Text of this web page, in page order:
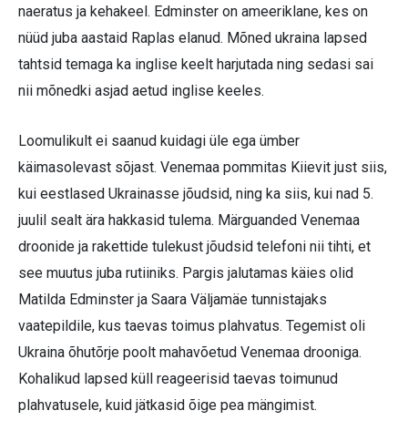
naeratus ja kehakeel. Edminster on ameeriklane, kes on
nüüd juba aastaid Raplas elanud. Mõned ukraina lapsed
tahtsid temaga ka inglise keelt harjutada ning sedasi sai
nii mõnedki asjad aetud inglise keeles.
Loomulikult ei saanud kuidagi üle ega ümber
käimasolevast sõjast. Venemaa pommitas Kiievit just siis,
kui eestlased Ukrainasse jõudsid, ning ka siis, kui nad 5.
juulil sealt ära hakkasid tulema. Märguanded Venemaa
droonide ja rakettide tulekust jõudsid telefoni nii tihti, et
see muutus juba rutiiniks. Pargis jalutamas käies olid
Matilda Edminster ja Saara Väljamäe tunnistajaks
vaatepildile, kus taevas toimus plahvatus. Tegemist oli
Ukraina õhutõrje poolt mahavõetud Venemaa drooniga.
Kohalikud lapsed küll reageerisid taevas toimunud
plahvatusele, kuid jätkasid õige pea mängimist.